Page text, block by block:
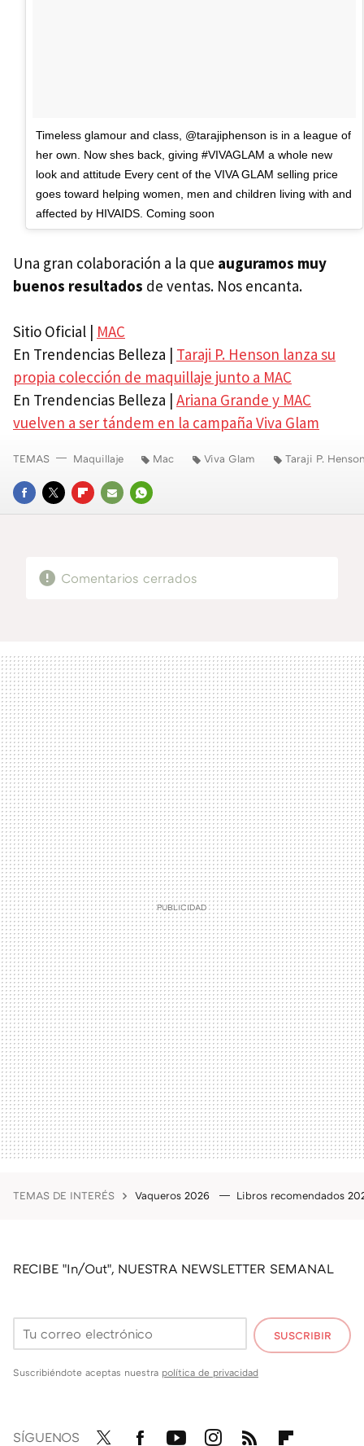
Timeless glamour and class, @tarajiphenson is in a league of
her own. Now shes back, giving #VIVAGLAM a whole new
look and attitude Every cent of the VIVA GLAM selling price
goes toward helping women, men and children living with and
affected by HIVAIDS. Coming soon
Una gran colaboración a la que auguramos muy
buenos resultados de ventas. Nos encanta.
Sitio Oficial | MAC
En Trendencias Belleza | Taraji P. Henson lanza su
propia colección de maquillaje junto a MAC
En Trendencias Belleza | Ariana Grande y MAC
vuelven a ser tándem en la campaña Viva Glam
FACEBOOK
TWITTERFLIPBOARD
E-
WHATSAPP
TEMAS Maquillaje Mac Viva Glam Taraji P.
Comentarios cerrados
TEMAS DE INTERÉS Vaqueros 2026 Libros recomendados
RECIBE "In/Out", NUESTRA NEWSLETTER SEMANAL
SUSCRIBIR
Suscribiéndote aceptas nuestra política de privacidad
SÍGUENOS